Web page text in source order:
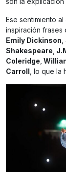
Ese sentimiento
inspiración frases
Emily Dickinson
Shakespeare
Coleridge
Carroll , lo que